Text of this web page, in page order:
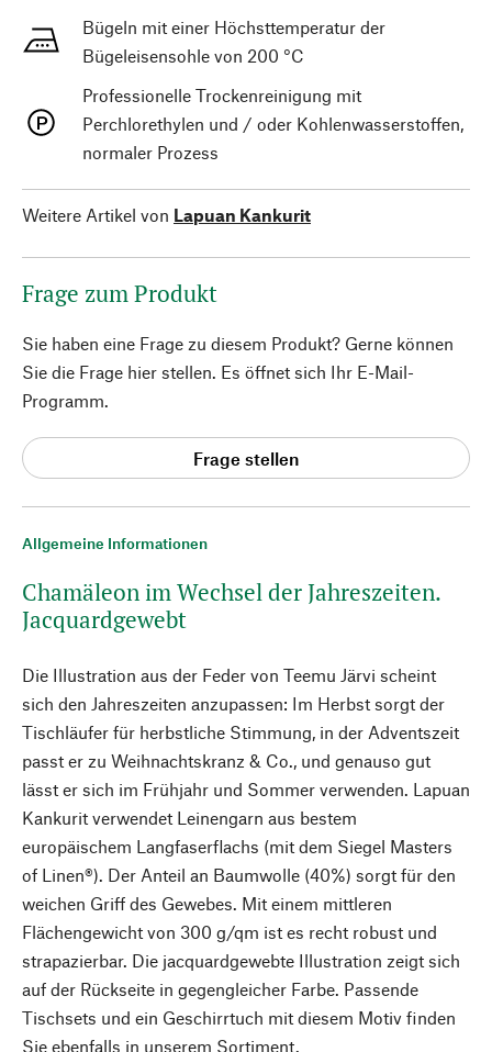
Allgemeine Informationen
Chamäleon im Wechsel der Jahreszeiten.
Jacquardgewebt
Die Illustration aus der Feder von Teemu Järvi scheint
sich den Jahreszeiten anzupassen: Im Herbst sorgt der
Tischläufer für herbstliche Stimmung, in der Adventszeit
passt er zu Weihnachtskranz & Co., und genauso gut
lässt er sich im Frühjahr und Sommer verwenden. Lapuan
Kankurit verwendet Leinengarn aus bestem
europäischem Langfaserflachs (mit dem Siegel Masters
of Linen®). Der Anteil an Baumwolle (40%) sorgt für den
weichen Griff des Gewebes. Mit einem mittleren
Flächengewicht von 300 g/qm ist es recht robust und
strapazierbar. Die jacquardgewebte Illustration zeigt sich
auf der Rückseite in gegengleicher Farbe. Passende
Tischsets und ein Geschirrtuch mit diesem Motiv finden
Sie ebenfalls in unserem Sortiment.
Bügeln mit einer Höchsttemperatur der
Bügeleisensohle von 200 °C
Professionelle Trockenreinigung mit
Perchlorethylen und / oder Kohlenwasserstoffen,
normaler Prozess
Weitere Artikel von Lapuan Kankurit
Frage zum Produkt
Sie haben eine Frage zu diesem Produkt? Gerne können
Sie die Frage hier stellen. Es öffnet sich Ihr E-Mail-
Programm.
Frage stellen